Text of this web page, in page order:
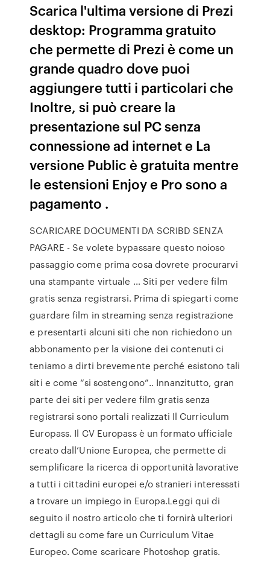
Scarica l'ultima versione di Prezi
desktop: Programma gratuito
che permette di Prezi è come un
grande quadro dove puoi
aggiungere tutti i particolari che
Inoltre, si può creare la
presentazione sul PC senza
connessione ad internet e La
versione Public è gratuita mentre
le estensioni Enjoy e Pro sono a
pagamento .
SCARICARE DOCUMENTI DA SCRIBD SENZA
PAGARE - Se volete bypassare questo noioso
passaggio come prima cosa dovrete procurarvi
una stampante virtuale … Siti per vedere film
gratis senza registrarsi. Prima di spiegarti come
guardare film in streaming senza registrazione
e presentarti alcuni siti che non richiedono un
abbonamento per la visione dei contenuti ci
teniamo a dirti brevemente perché esistono tali
siti e come “si sostengono”.. Innanzitutto, gran
parte dei siti per vedere film gratis senza
registrarsi sono portali realizzati Il Curriculum
Europass. Il CV Europass è un formato ufficiale
creato dall’Unione Europea, che permette di
semplificare la ricerca di opportunità lavorative
a tutti i cittadini europei e/o stranieri interessati
a trovare un impiego in Europa.Leggi qui di
seguito il nostro articolo che ti fornirà ulteriori
dettagli su come fare un Curriculum Vitae
Europeo. Come scaricare Photoshop gratis.